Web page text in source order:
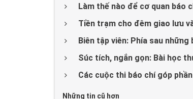
Làm thế nào để cơ quan báo
Tiền trạm cho đêm giao lưu
Biên tập viên: Phía sau những
Súc tích, ngắn gọn: Bài học
Các cuộc thi báo chí góp
Những tin cũ hơn